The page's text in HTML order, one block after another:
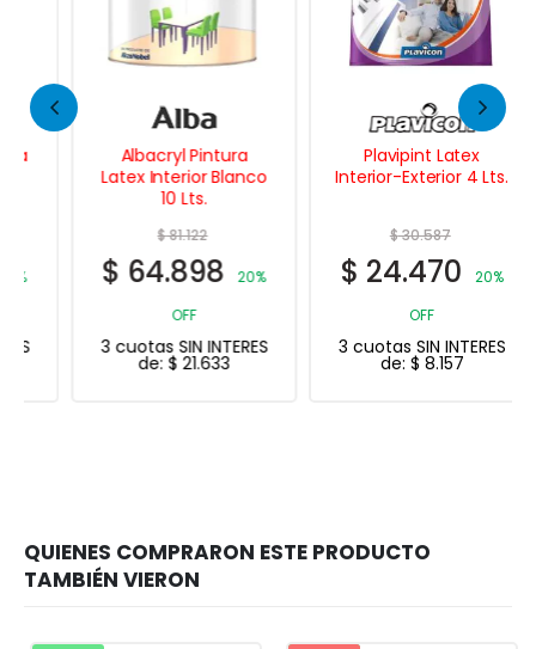
Albacryl Pintura
Latex Interior Blanco
10 Lts.
81.122
64.898
20%
3 cuotas SIN INTERES
$21.633
Plavipint Latex
Interior-Exterior 4 Lts.
30.587
24.470
20%
3 cuotas SIN INTERES
$8.157